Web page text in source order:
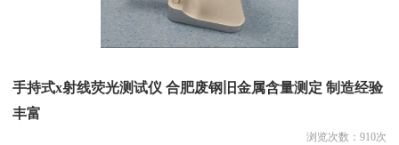
手持式x射线荧光测试仪 合肥废钢旧金属含量测定 制造经验
丰富
浏览次数： 910次